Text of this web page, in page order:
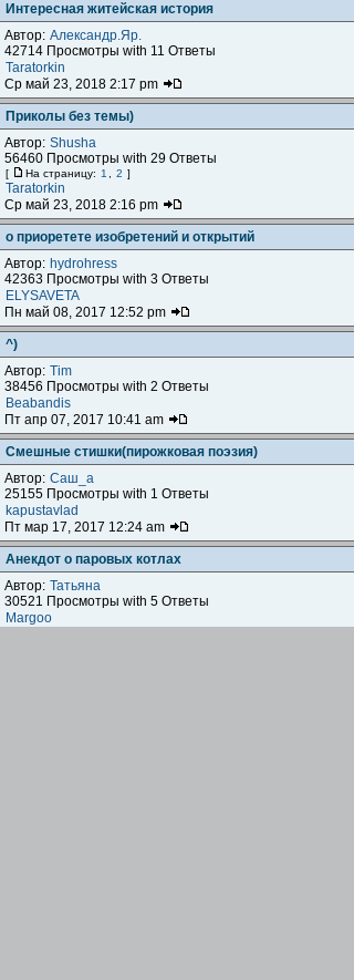
Интересная житейская история
Автор: Александр.Яр.
42714 Просмотры with 11 Ответы
Taratorkin
Ср май 23, 2018 2:17 pm
Приколы без темы)
Автор: Shusha
56460 Просмотры with 29 Ответы
[ На страницу: 1 2 ]
Taratorkin
Ср май 23, 2018 2:16 pm
о приоретете изобретений и открытий
Автор: hydrohress
42363 Просмотры with 3 Ответы
ELYSAVETA
Пн май 08, 2017 12:52 pm
^)
Автор: Tim
38456 Просмотры with 2 Ответы
Beabandis
Пт апр 07, 2017 10:41 am
Смешные стишки(пирожковая поэзия)
Автор: Саш_а
25155 Просмотры with 1 Ответы
kapustavlad
Пт мар 17, 2017 12:24 am
Анекдот о паровых котлах
Автор: Татьяна
30521 Просмотры with 5 Ответы
Margoo